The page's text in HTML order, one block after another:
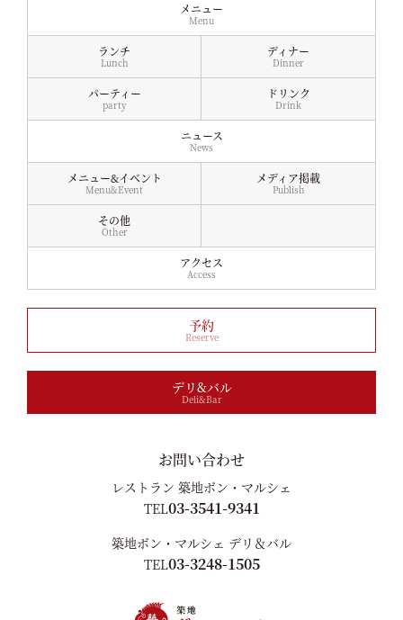
メニュー
Menu
ランチ
Lunch
ディナー
Dinner
パーティー
party
ドリンク
Drink
ニュース
News
メニュー&イベント
Menu&Event
メディア掲載
Publish
その他
Other
アクセス
Access
予約
Reserve
デリ&バル
Deli&Bar
お問い合わせ
レストラン 築地ボン・マルシェ
TEL03-3541-9341
築地ボン・マルシェ デリ＆バル
TEL03-3248-1505